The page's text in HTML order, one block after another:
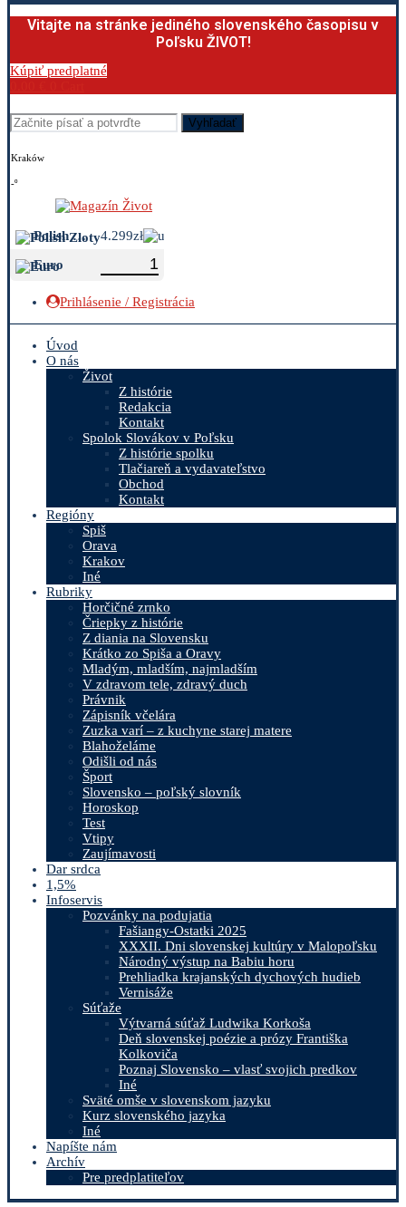
Vitajte na stránke jediného slovenského časopisu v
Poľsku ŽIVOT!
Kúpiť predplatné
Vyhľadať
Kraków
-º
Polish Zloty
4.299zł
Euro
Prihlásenie / Registrácia
Úvod
O nás
Život
Z histórie
Redakcia
Kontakt
Spolok Slovákov v Poľsku
Z histórie spolku
Tlačiareň a vydavateľstvo
Obchod
Kontakt
Regióny
Spiš
Orava
Krakov
Iné
Rubriky
Horčičné zrnko
Čriepky z histórie
Z diania na Slovensku
Krátko zo Spiša a Oravy
Mladým, mladším, najmladším
V zdravom tele, zdravý duch
Právnik
Zápisník včelára
Zuzka varí – z kuchyne starej matere
Blahoželáme
Odišli od nás
Šport
Slovensko – poľský slovník
Horoskop
Test
Vtipy
Zaujímavosti
Dar srdca
1,5%
Infoservis
Pozvánky na podujatia
Fašiangy-Ostatki 2025
XXXII. Dni slovenskej kultúry v Malopoľsku
Národný výstup na Babiu horu
Prehliadka krajanských dychových hudieb
Vernisáže
Súťaže
Výtvarná súťaž Ludwika Korkoša
Deň slovenskej poézie a prózy Františka
Kolkoviča
Poznaj Slovensko – vlasť svojich predkov
Iné
Sväté omše v slovenskom jazyku
Kurz slovenského jazyka
Iné
Napíšte nám
Archív
Pre predplatiteľov